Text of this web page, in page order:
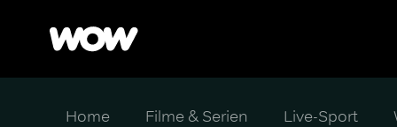
Home Filme & Serien Live-Sport